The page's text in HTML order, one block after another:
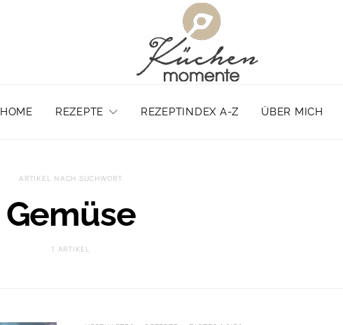
HOME REZEPTE REZEPTINDEX A-Z ÜBER MICH
ARTIKEL NACH SUCHWORT
Gemüse
1 ARTIKEL